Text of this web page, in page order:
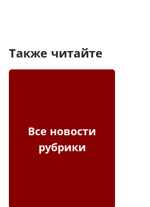
Также читайте
Все новости
рубрики